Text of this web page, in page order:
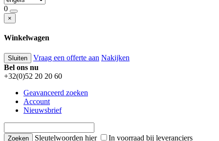
0
×
Winkelwagen
Sluiten Vraag een offerte aan Nakijken
Bel ons nu
+32(0)52 20 20 60
Geavanceerd zoeken
Account
Nieuwsbrief
Sleutelwoorden hier
In voorraad bij leveranciers